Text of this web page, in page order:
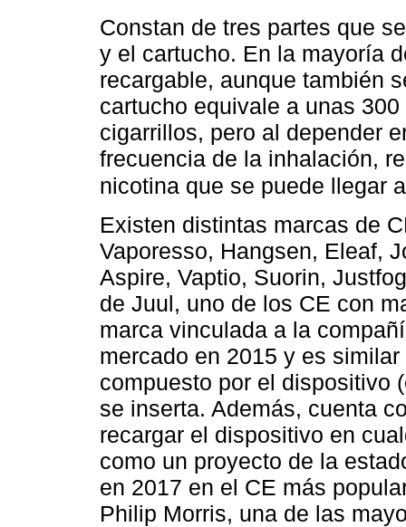
Constan de tres partes que
y el cartucho. En la mayoría
recargable, aunque también
cartucho equivale a unas
cigarrillos, pero al depender
frecuencia de la inhalación,
nicotina que se puede llegar
Existen distintas marcas de
Vaporesso, Hangsen, Eleaf,
Aspire, Vaptio, Suorin,
de Juul, uno de los CE con
marca vinculada a la
mercado en 2015 y es
compuesto por el dispositivo
se inserta. Además, cuenta
recargar el dispositivo en
como un proyecto de la
en 2017 en el CE más
Philip Morris, una de las